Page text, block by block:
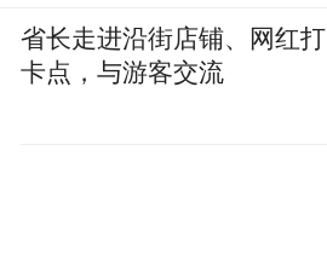
省长走进沿街店铺、网红打
卡点，与游客交流